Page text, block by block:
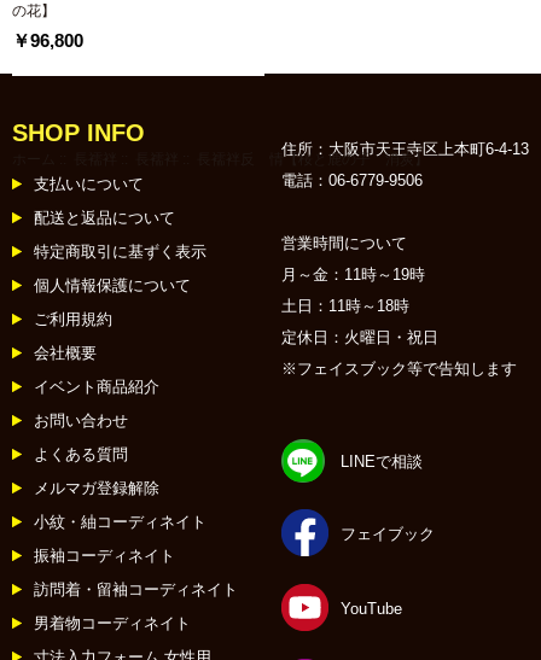
の花】
￥96,800
:: 長襦袢反 情【桜と鹿の子 消炭】
SHOP INFO
支払いについて
配送と返品について
特定商取引に基ずく表示
個人情報保護について
ご利用規約
会社概要
イベント商品紹介
お問い合わせ
よくある質問
メルマガ登録解除
小紋・紬コーディネイト
振袖コーディネイト
訪問着・留袖コーディネイト
男着物コーディネイト
住所：大阪市天王寺区上本町6-4-13
電話：06-6779-9506
営業時間について
月～金：11時～19時
土日：11時～18時
定休日：火曜日・祝日
※フェイスブック等で告知します
LINEで相談
フェイブック
YouTube